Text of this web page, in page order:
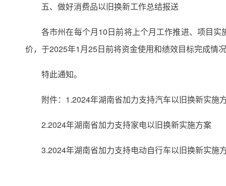
五、做好消费品以旧换新工作总结报送
各市州在每个月10日前将上个月工作推进、项目
价，于2025年1月25日前将资金使用和绩效目标完成情
特此通知。
附件：1.2024年湖南省加力支持汽车以旧换新实施
2.2024年湖南省加力支持家电以旧换新实施方案
3.2024年湖南省加力支持电动自行车以旧换新实施